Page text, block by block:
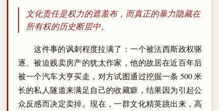
文化责任是权力的遮羞布，而真正的暴力隐藏在
所有权的历史断层中。
这件事的讽刺程度拉满了：一个被法西斯政权驱
逐、被迫贱卖房产的犹太作家，他的故居在近百年后
被一个汽车大亨买走，对方试图通过挖掘一条 500 米
长的私人隧道来满足自己的收藏癖，结果因为引起公
众反感而决定卖掉。现在，一群文化精英跳出来，高